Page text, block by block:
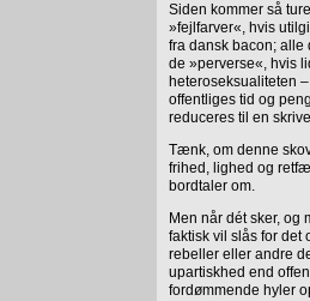
Siden kommer så
»fejlfarver«, hvis
fra dansk bacon; alle
de »perverse«, hvis
heteroseksualiteten
offentliges tid og
reduceres til en
Tænk, om denne
frihed, lighed og
bordtaler om.
Men når dét sker,
faktisk vil slås for
rebeller eller andre
upartiskhed end
fordømmende hyler